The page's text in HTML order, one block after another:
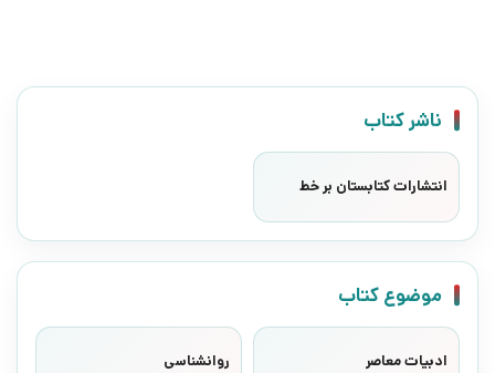
ناشر کتاب
انتشارات کتابستان بر خط
موضوع کتاب
ادبیات معاصر روانشناسی